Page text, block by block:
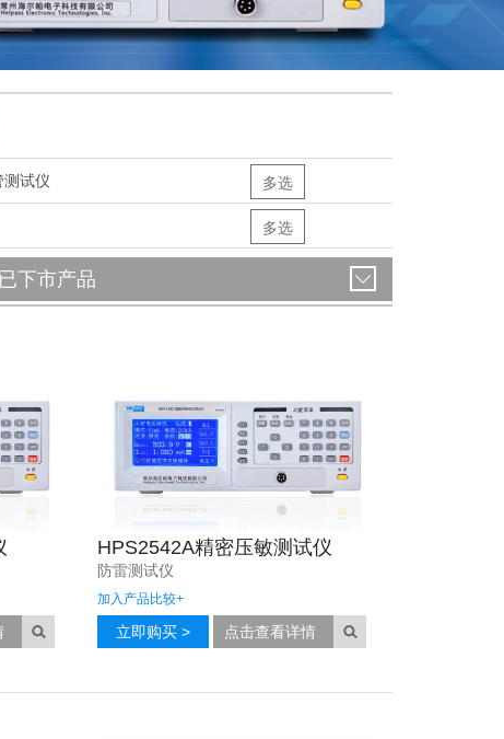
测试仪 多选
多选
已下市产品
HPS2542A精密压敏测试仪
防雷测试仪
加入产品比较+
立即购买 > 点击查看详情